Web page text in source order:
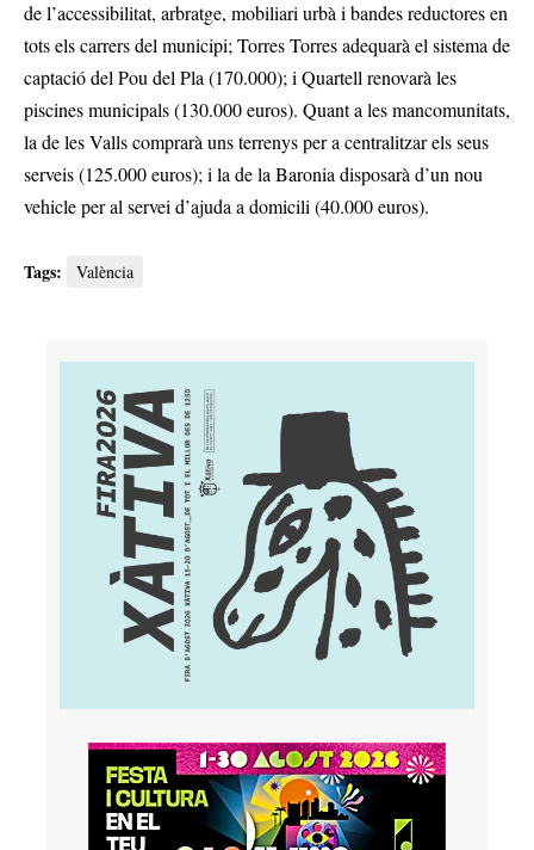
de l’accessibilitat, arbratge, mobiliari urbà i bandes reductores en
tots els carrers del municipi; Torres Torres adequarà el sistema de
captació del Pou del Pla (170.000); i Quartell renovarà les
piscines municipals (130.000 euros). Quant a les mancomunitats,
la de les Valls comprarà uns terrenys per a centralitzar els seus
serveis (125.000 euros); i la de la Baronia disposarà d’un nou
vehicle per al servei d’ajuda a domicili (40.000 euros).
Tags: València